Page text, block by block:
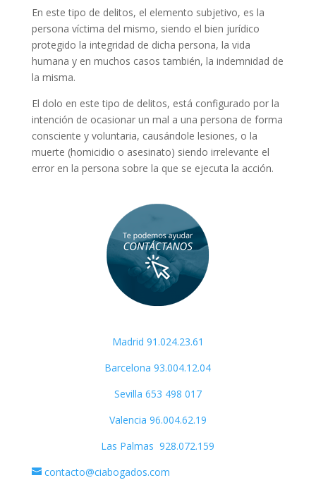
En este tipo de delitos, el elemento subjetivo, es la
persona víctima del mismo, siendo el bien jurídico
protegido la integridad de dicha persona, la vida
humana y en muchos casos también, la indemnidad de
la misma.
El dolo en este tipo de delitos, está configurado por la
intención de ocasionar un mal a una persona de forma
consciente y voluntaria, causándole lesiones, o la
muerte (homicidio o asesinato) siendo irrelevante el
error en la persona sobre la que se ejecuta la acción.
Madrid 91.024.23.61
Barcelona 93.004.12.04
Sevilla 653 498 017
Valencia 96.004.62.19
Las Palmas 928.072.159
contacto@ciabogados.com